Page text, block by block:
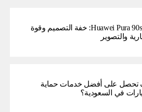
Huawei Pura 90s Pro: خفة التصميم وقوة
والتصوير
تحصل على أفضل خدمات حماية
في السعودية؟